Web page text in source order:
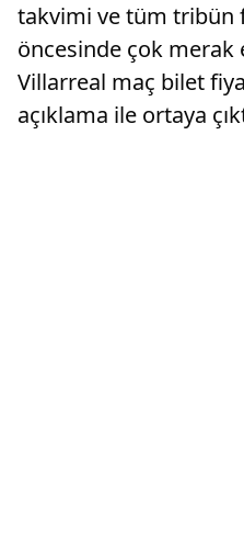
takvimi ve tüm tribün
öncesinde çok merak
Villarreal maç bilet
açıklama ile ortaya